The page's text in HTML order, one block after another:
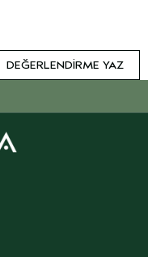
DEĞERLENDIRME YAZ